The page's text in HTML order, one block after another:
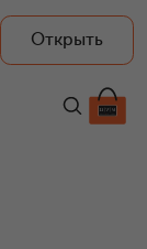
Открыть
₽